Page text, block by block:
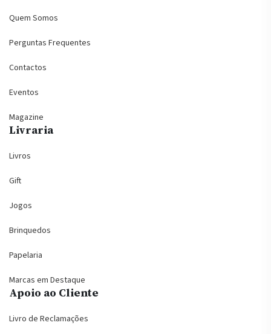
Quem Somos
Perguntas Frequentes
Contactos
Eventos
Magazine
Livraria
Livros
Gift
Jogos
Brinquedos
Papelaria
Marcas em Destaque
Apoio ao Cliente
Livro de Reclamações